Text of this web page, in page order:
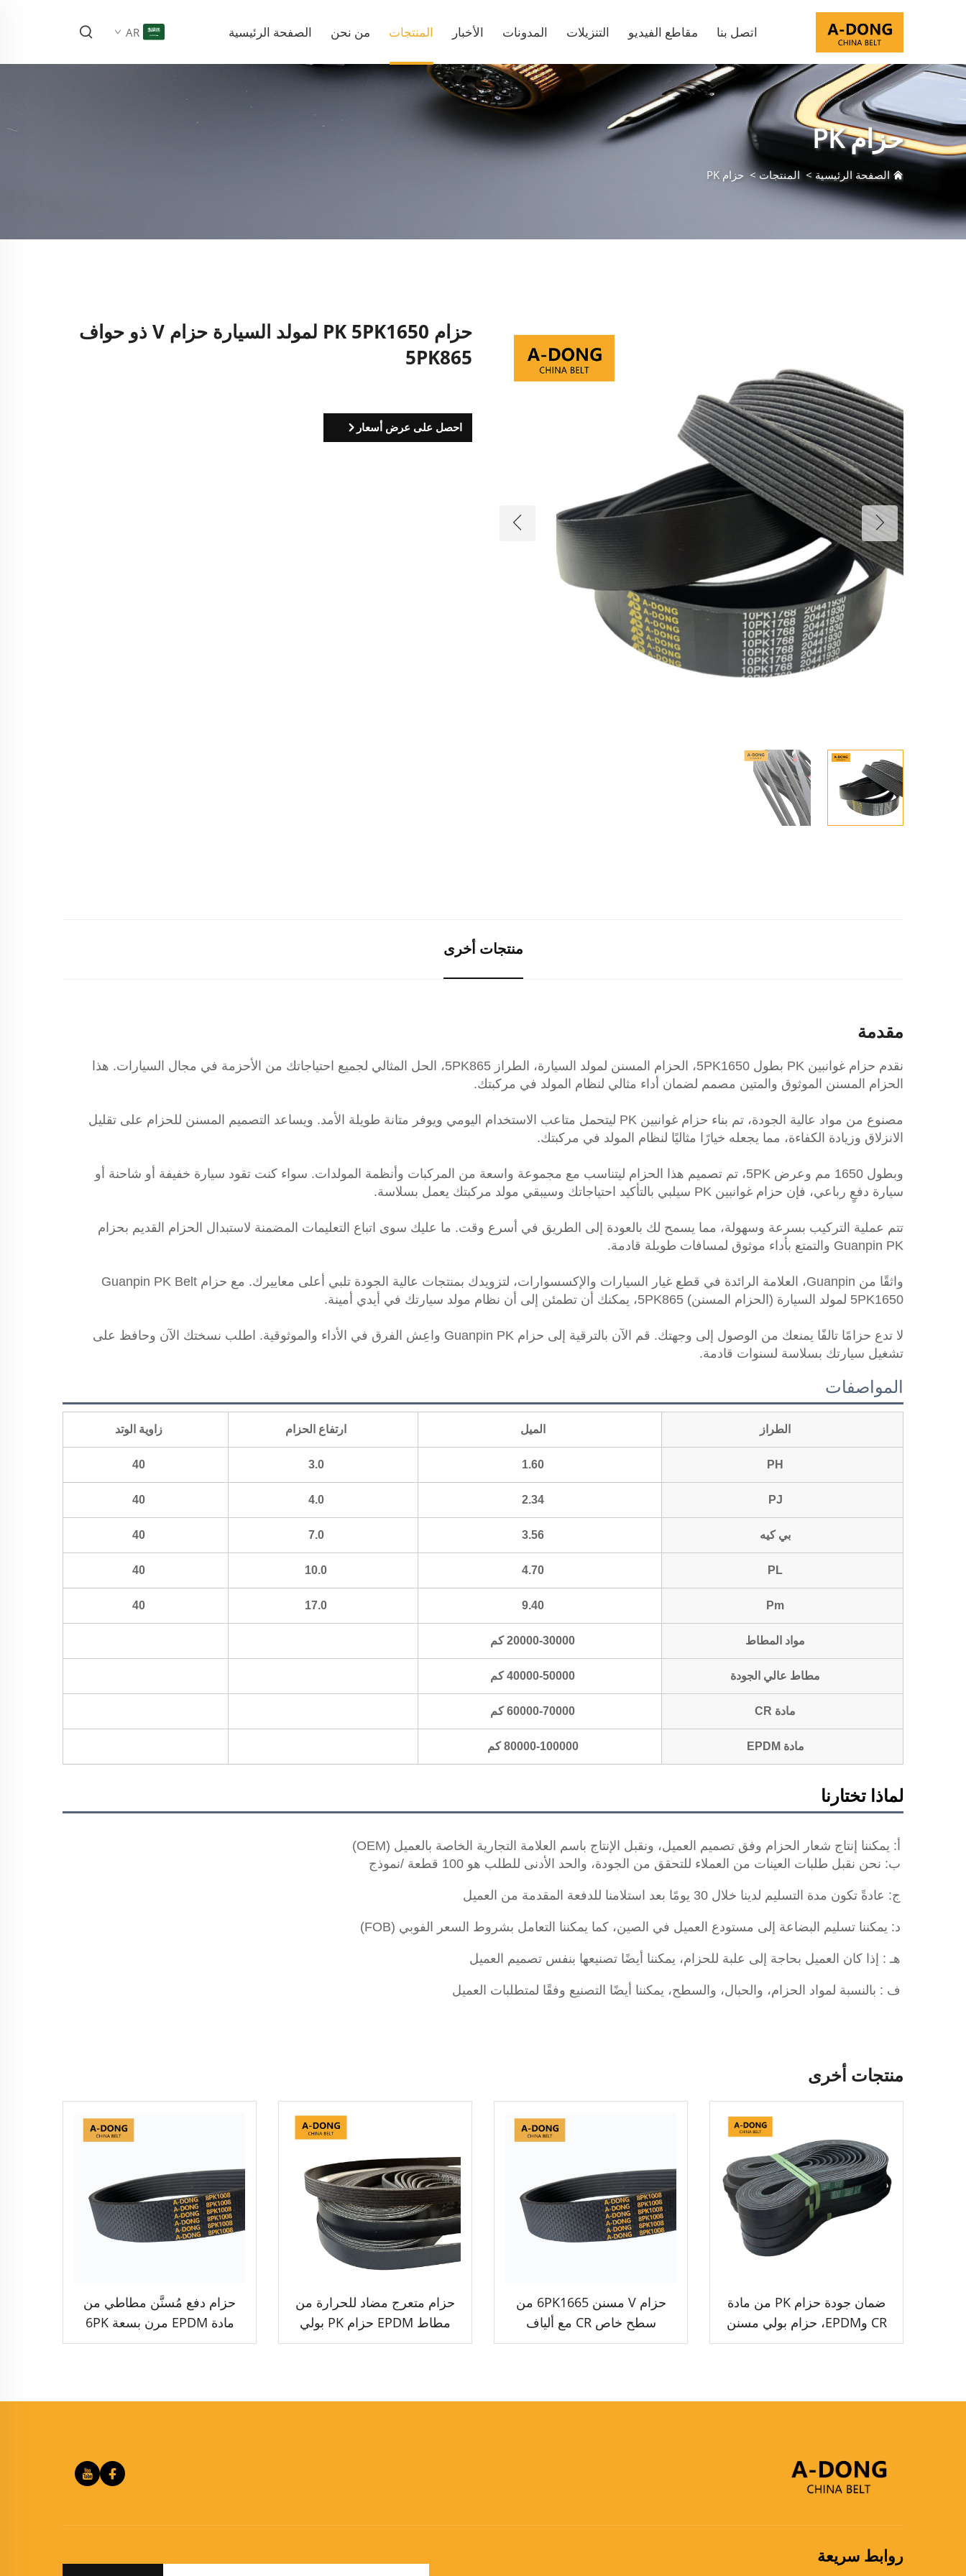
الصفحة الرئيسية من نحن المنتجات الأخبار المدونات التنزيلات مقاطع الفيديو اتصل بنا AR
حزام PK
الصفحة الرئيسية >المنتجات> حزام PK
حزام PK 5PK1650 لمولد السيارة حزام V ذو حواف
5PK865
احصل على عرض أسعار
منتجات أخرى
مقدمة
نقدم حزام غوانبين PK بطول 5PK1650، الحزام المسنن لمولد السيارة، الطراز 5PK865، الحل المثالي لجميع احتياجاتك من الأحزمة في مجال السيارات. هذا
الحزام المسنن الموثوق والمتين مصمم لضمان أداء مثالي لنظام المولد في مركبتك.
مصنوع من مواد عالية الجودة، تم بناء حزام غوانبين PK ليتحمل متاعب الاستخدام اليومي ويوفر متانة طويلة الأمد. ويساعد التصميم المسنن للحزام على تقليل
الانزلاق وزيادة الكفاءة، مما يجعله خيارًا مثاليًا لنظام المولد في مركبتك.
وبطول 1650 مم وعرض 5PK، تم تصميم هذا الحزام ليتناسب مع مجموعة واسعة من المركبات وأنظمة المولدات. سواء كنت تقود سيارة خفيفة أو شاحنة أو
سيارة دفعٍ رباعي، فإن حزام غوانبين PK سيلبي بالتأكيد احتياجاتك وسيبقي مولد مركبتك يعمل بسلاسة.
تتم عملية التركيب بسرعة وسهولة، مما يسمح لك بالعودة إلى الطريق في أسرع وقت. ما عليك سوى اتباع التعليمات المضمنة لاستبدال الحزام القديم بحزام
Guanpin PK والتمتع بأداء موثوق لمسافات طويلة قادمة.
واثقًا من Guanpin، العلامة الرائدة في قطع غيار السيارات والإكسسوارات، لتزويدك بمنتجات عالية الجودة تلبي أعلى معاييرك. مع حزام Guanpin PK Belt
5PK1650 لمولد السيارة (الحزام المسنن) 5PK865، يمكنك أن تطمئن إلى أن نظام مولد سيارتك في أيدي أمينة.
لا تدع حزامًا تالفًا يمنعك من الوصول إلى وجهتك. قم الآن بالترقية إلى حزام Guanpin PK واعِش الفرق في الأداء والموثوقية. اطلب نسختك الآن وحافظ على
تشغيل سيارتك بسلاسة لسنوات قادمة.
المواصفات
الطراز الميل ارتفاع الحزام زاوية الوتد
PH
1.60
3.0
40
PJ
2.34
4.0
40
بي كيه 3.56
7.0
40
PL
4.70
10.0
40
Pm
9.40
17.0
40
مواد المطاط 20000-30000 كم
مطاط عالي الجودة 40000-50000 كم
مادة CR 60000-70000 كم
مادة EPDM 80000-100000 كم
لماذا تختارنا
أ: يمكننا إنتاج شعار الحزام وفق تصميم العميل، ونقبل الإنتاج باسم العلامة التجارية الخاصة بالعميل (OEM)
ب: نحن نقبل طلبات العينات من العملاء للتحقق من الجودة، والحد الأدنى للطلب هو 100 قطعة /نموذج
ج: عادةً تكون مدة التسليم لدينا خلال 30 يومًا بعد استلامنا للدفعة المقدمة من العميل
د: يمكننا تسليم البضاعة إلى مستودع العميل في الصين، كما يمكننا التعامل بشروط السعر الفوبي (FOB)
هـ : إذا كان العميل بحاجة إلى علبة للحزام، يمكننا أيضًا تصنيعها بنفس تصميم العميل
ف : بالنسبة لمواد الحزام، والحبال، والسطح، يمكننا أيضًا التصنيع وفقًا لمتطلبات العميل
منتجات أخرى
ضمان جودة حزام PK من مادة
CR وEPDM، حزام بولي مسنن
V للسيارات
حزام V مسنن 6PK1665 من
سطح خاص CR مع ألياف
الأراميد الذي يمكنه تقليل
حزام متعرج مضاد للحرارة من
مطاط EPDM حزام PK بولي
مسنن
حزام دفع مُسنَّن مطاطي من
مادة EPDM مرن بسعة 6PK
وطول 1200 مم
روابط سريعة